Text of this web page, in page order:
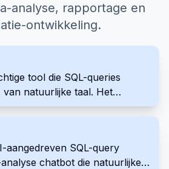
analyse, rapportage en
ontwikkeling.
tool die SQL-queries
natuurlijke taal. Het
databases en
vereenvoudigd.
aangedreven SQL-query
chatbot die natuurlijke